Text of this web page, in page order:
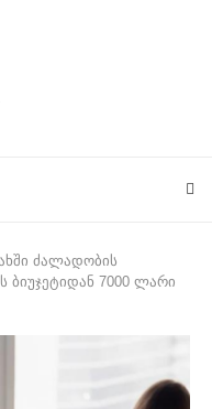
ძალადობის
7000 ლარი